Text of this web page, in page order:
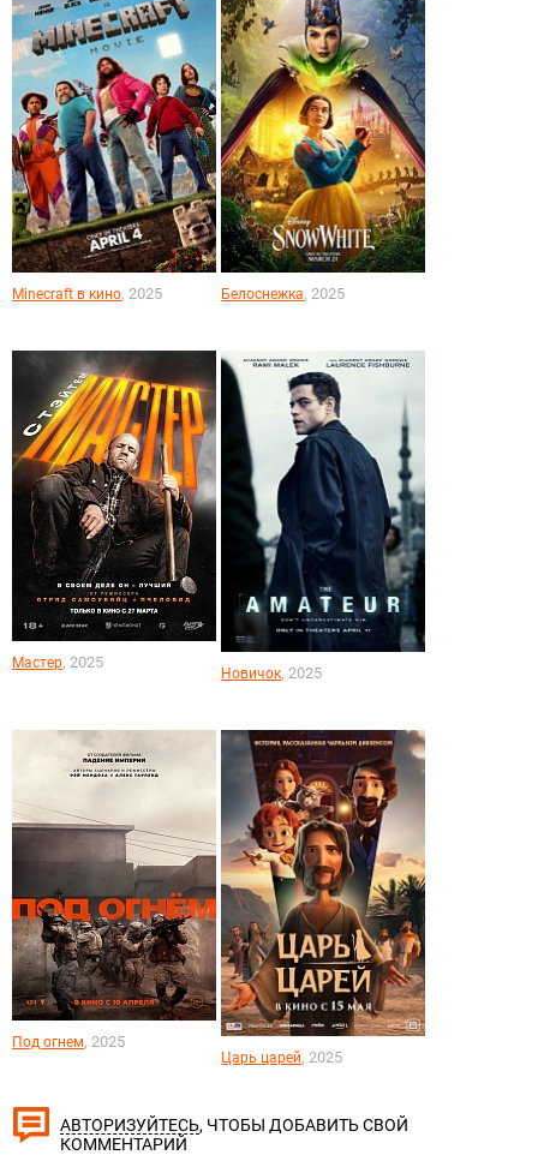
Minecraft в кино, 2025 Белоснежка, 2025
Мастер, 2025
Новичок, 2025
Под огнем, 2025
Царь царей, 2025
АВТОРИЗУЙТЕСЬ, ЧТОБЫ ДОБАВИТЬ СВОЙ
КОММЕНТАРИЙ